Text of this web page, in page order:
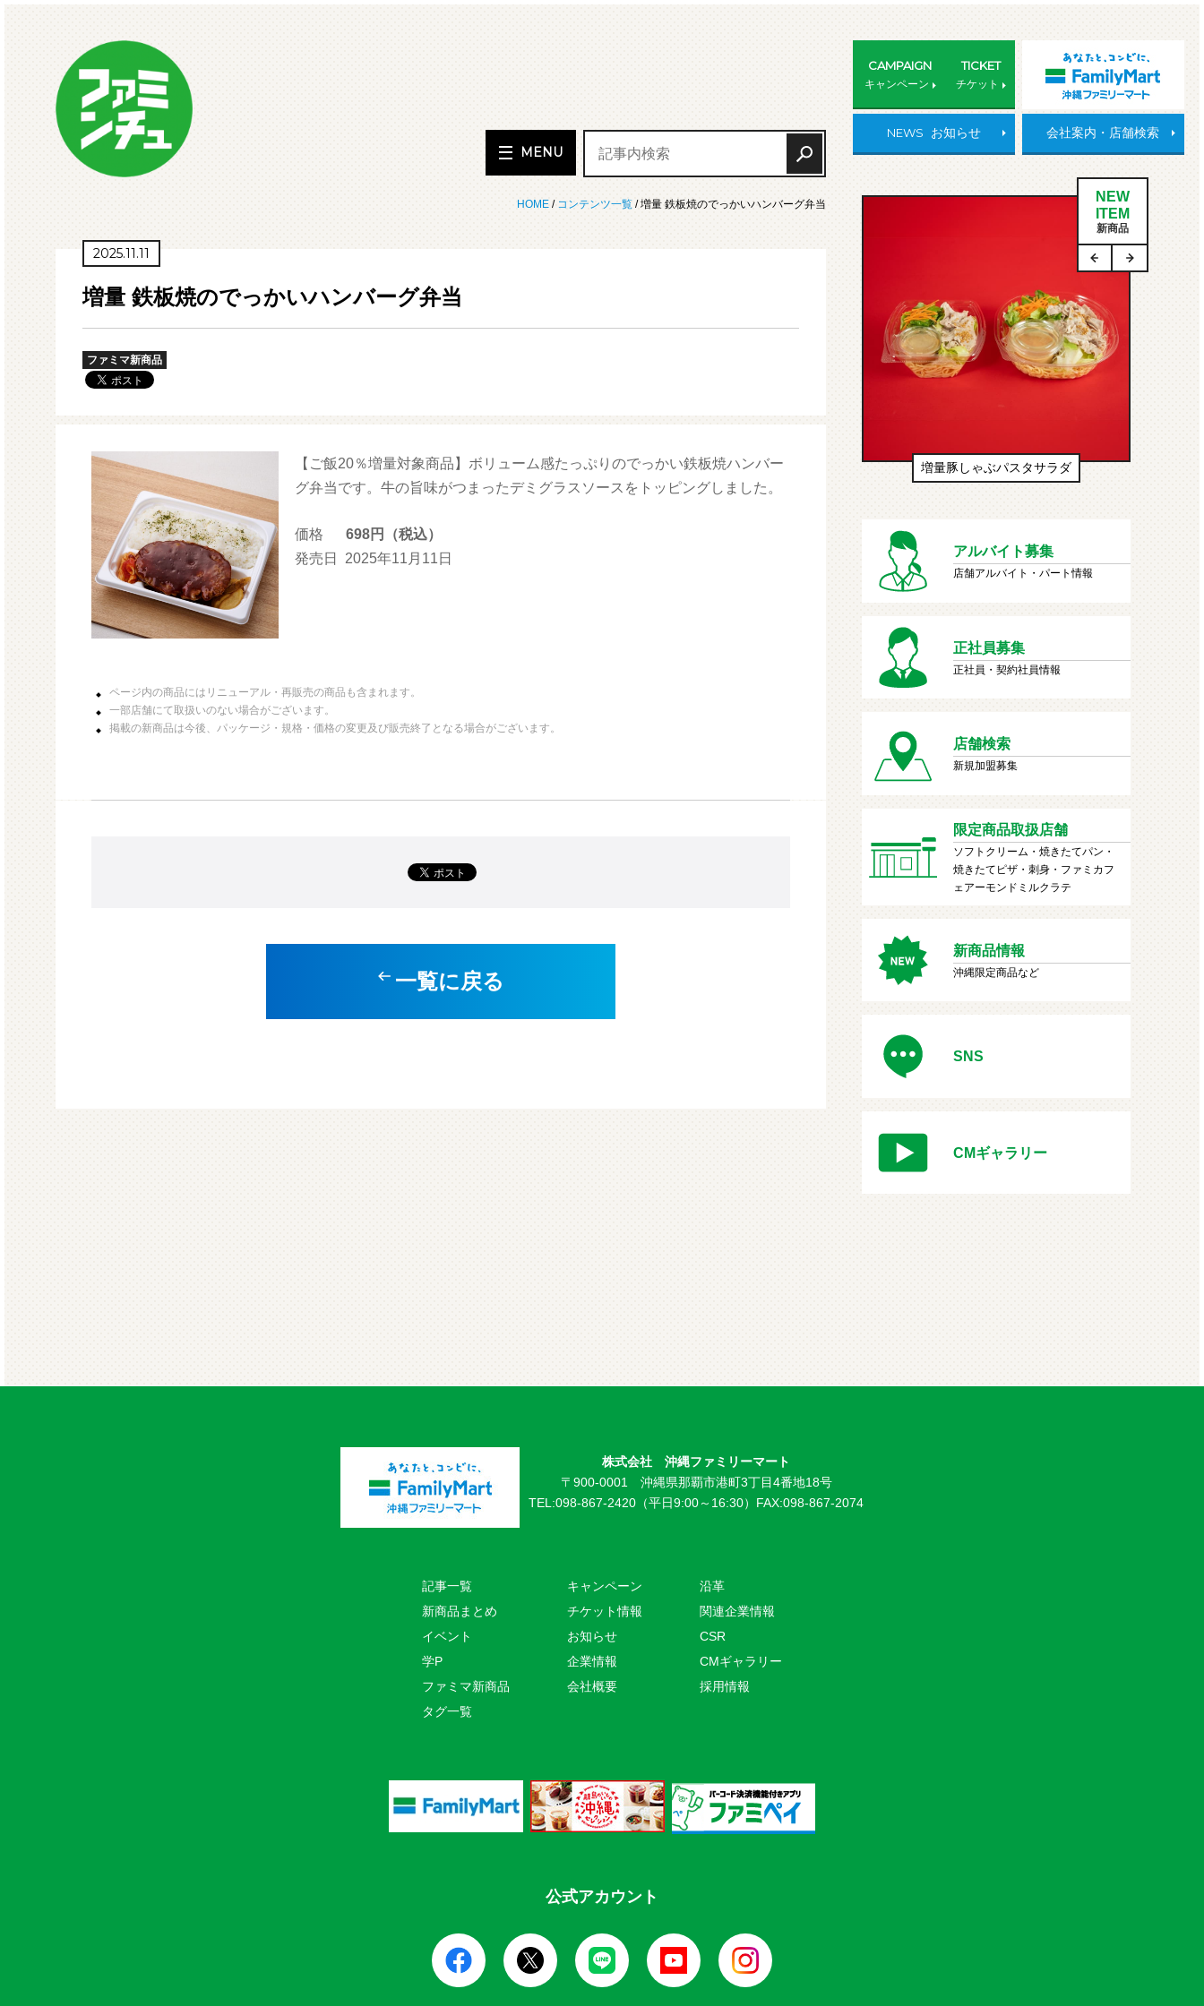
MENU
CAMPAIGN
キャンペーン
TICKET
チケット
NEWS お知らせ 会社案内・店舗検索
HOME / コンテンツ一覧 / 増量 鉄板焼のでっかいハンバーグ弁当
2025.11.11
増量 鉄板焼のでっかいハンバーグ弁当
ファミマ新商品
【ご飯20％増量対象商品】ボリューム感たっぷりのでっかい鉄板焼ハンバー
グ弁当です。牛の旨味がつまったデミグラスソースをトッピングしました。
価格
698円（税込）
発売日
2025年11月11日
ページ内の商品にはリニューアル・再販売の商品も含まれます。
一部店舗にて取扱いのない場合がございます。
掲載の新商品は今後、パッケージ・規格・価格の変更及び販売終了となる場合がございます。
一覧に戻る
NEW
ITEM
新商品
モルガサンリオ（プクプクシー
ル）
増量 ファミマ・ザ・クレープ 生
チョコ
増量豚しゃぶパスタサラダ 生ドーナツ（わたあめ味風）
アルバイト募集
店舗アルバイト・パート情報
正社員募集
正社員・契約社員情報
店舗検索
新規加盟募集
限定商品取扱店舗
ソフトクリーム・焼きたてパン・
焼きたてピザ・刺身・ファミカフ
ェアーモンドミルクラテ
新商品情報
沖縄限定商品など
SNS
CMギャラリー
株式会社 沖縄ファミリーマート
〒900-0001 沖縄県那覇市港町3丁目4番地18号
TEL:098-867-2420（平日9:00～16:30） FAX:098-867-2074
記事一覧
新商品まとめ
イベント
学P
ファミマ新商品
タグ一覧
キャンペーン
チケット情報
お知らせ
企業情報
会社概要
沿革
関連企業情報
CSR
CMギャラリー
採用情報
公式アカウント